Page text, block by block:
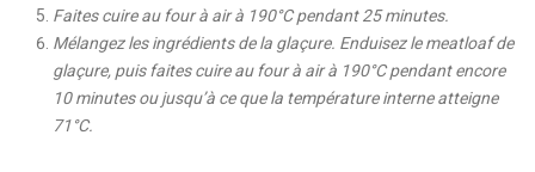
Faites cuire au four à air à 190°C pendant 25 minutes.
Mélangez les ingrédients de la glaçure. Enduisez le meatloaf de
glaçure, puis faites cuire au four à air à 190°C pendant encore
10 minutes ou jusqu’à ce que la température interne atteigne
71°C.